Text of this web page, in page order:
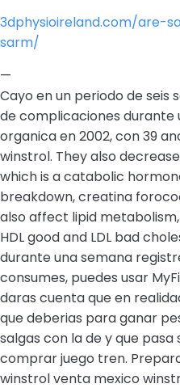
3dphysioireland.com/are-
sarm/
—
Cayo en un periodo de seis
de complicaciones durante
organica en 2002, con 39
winstrol. They also
which is a catabolic
breakdown, creatina
also affect lipid
HDL good and LDL bad
durante una semana
consumes, puedes usar
daras cuenta que en
que deberias para ganar
salgas con la de y que
comprar juego tren.
winstrol venta mexico